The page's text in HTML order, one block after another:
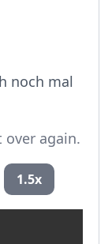
noch mal
again.
1.5x